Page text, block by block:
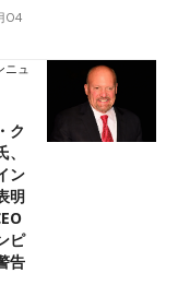
04
ニュ
ク
ン
明
ピ
告